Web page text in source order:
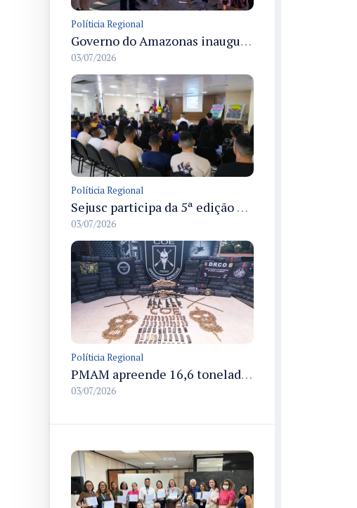
Políticia Regional
Governo do Amazonas inaugura primeiro Castramóvel Fluvial para atendimento veterinário às comunidades ribeirinhas e castração gratuita
03/07/2026
Políticia Regional
Sejusc participa da 5ª edição do Caminhos Literários com foco na cultura hip-hop nas unidades socioeducativas
03/07/2026
Políticia Regional
PMAM apreende 16,6 toneladas de entorpecentes e registra aumento nas prisões em flagrante e nas capturas de foragidos no primeiro semestre de 2026
03/07/2026